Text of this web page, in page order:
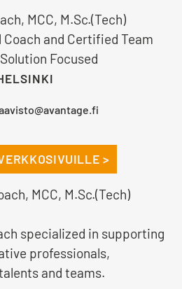
MCC, M.Sc.(Tech)
and Certified Team
Focused
>
MCC, M.Sc.(Tech)
specialized in supporting
professionals,
and teams.